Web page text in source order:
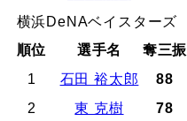
横浜DeNAベイスターズ
順位
選手名
奪三振
1
石田 裕太郎
88
2
東 克樹
78